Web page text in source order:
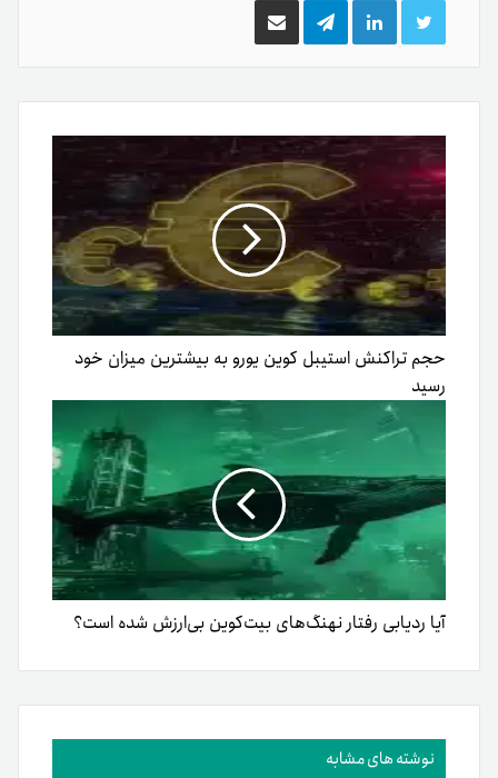
توییتر لینکدینتلگرام اشتراک
گذاری
ایمیل
حجم تراکنش استیبل کوین یورو به بیشترین میزان خود
رسید
آیا ردیابی رفتار نهنگ‌های بیت‌کوین بی‌ارزش شده‌ است؟
نوشته های مشابه